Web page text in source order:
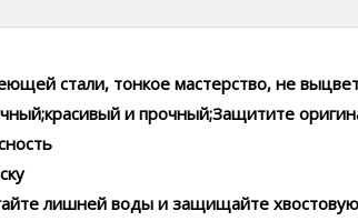
стали, тонкое мастерство, не
и прочный;Защитите
лишней воды и защищайте